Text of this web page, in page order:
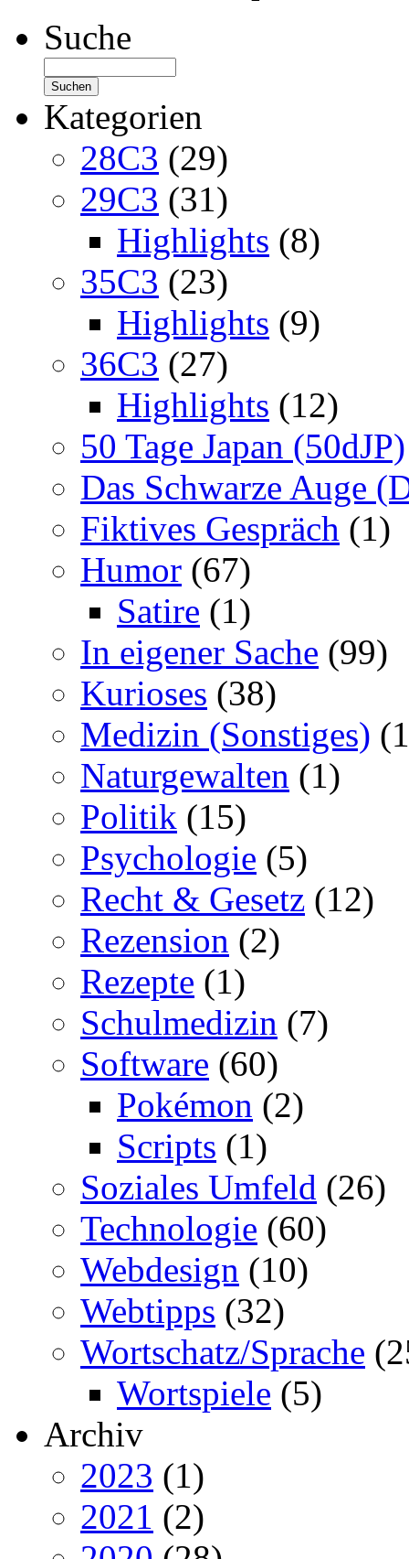
Suche
Kategorien
28C3 (29)
29C3 (31)
Highlights (8)
35C3 (23)
Highlights (9)
36C3 (27)
Highlights (12)
50 Tage Japan (50dJP)
Das Schwarze Auge
Fiktives Gespräch (1)
Humor (67)
Satire (1)
In eigener Sache (99)
Kurioses (38)
Medizin (Sonstiges)
Naturgewalten (1)
Politik (15)
Psychologie (5)
Recht & Gesetz (12)
Rezension (2)
Rezepte (1)
Schulmedizin (7)
Software (60)
Pokémon (2)
Scripts (1)
Soziales Umfeld (26)
Technologie (60)
Webdesign (10)
Webtipps (32)
Wortschatz/Sprache
Wortspiele (5)
Archiv
2023 (1)
2021 (2)